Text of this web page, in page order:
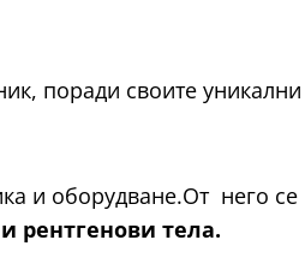
поради своите
и оборудване.От него се
рентгенови тела.